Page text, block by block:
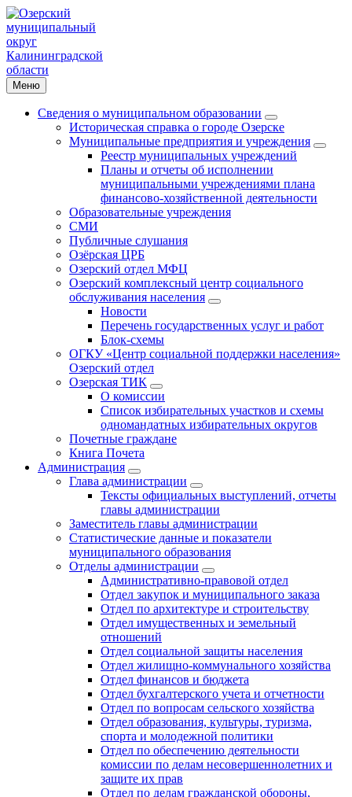
Меню
Сведения о муниципальном образовании
Историческая справка о городе Озерске
Муниципальные предприятия и учреждения
Реестр муниципальных учреждений
Планы и отчеты об исполнении
муниципальными учреждениями плана
финансово-хозяйственной деятельности
Образовательные учреждения
СМИ
Публичные слушания
Озёрская ЦРБ
Озерский отдел МФЦ
Озерский комплексный центр социального
обслуживания населения
Новости
Перечень государственных услуг и работ
Блок-схемы
ОГКУ «Центр социальной поддержки населения»
Озерский отдел
Озерская ТИК
О комиссии
Список избирательных участков и схемы
одномандатных избирательных округов
Почетные граждане
Книга Почета
Администрация
Глава администрации
Тексты официальных выступлений, отчеты
главы администрации
Заместитель главы администрации
Статистические данные и показатели
муниципального образования
Отделы администрации
Административно-правовой отдел
Отдел закупок и муниципального заказа
Отдел по архитектуре и строительству
Отдел имущественных и земельный
отношений
Отдел социальной защиты населения
Отдел жилищно-коммунального хозяйства
Отдел финансов и бюджета
Отдел бухгалтерского учета и отчетности
Отдел по вопросам сельского хозяйства
Отдел образования, культуры, туризма,
спорта и молодежной политики
Отдел по обеспечению деятельности
комиссии по делам несовершеннолетних и
защите их прав
Отдел по делам гражданской обороны,